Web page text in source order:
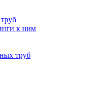
к ним
труб